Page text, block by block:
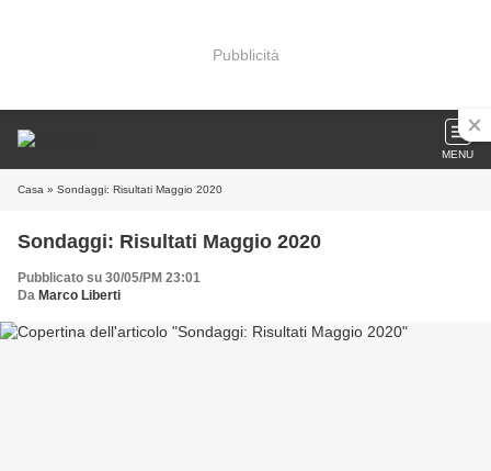
Pubblicità
MENU
Casa » Sondaggi: Risultati Maggio 2020
Sondaggi: Risultati Maggio 2020
Pubblicato su 30/05/PM 23:01
Da Marco Liberti